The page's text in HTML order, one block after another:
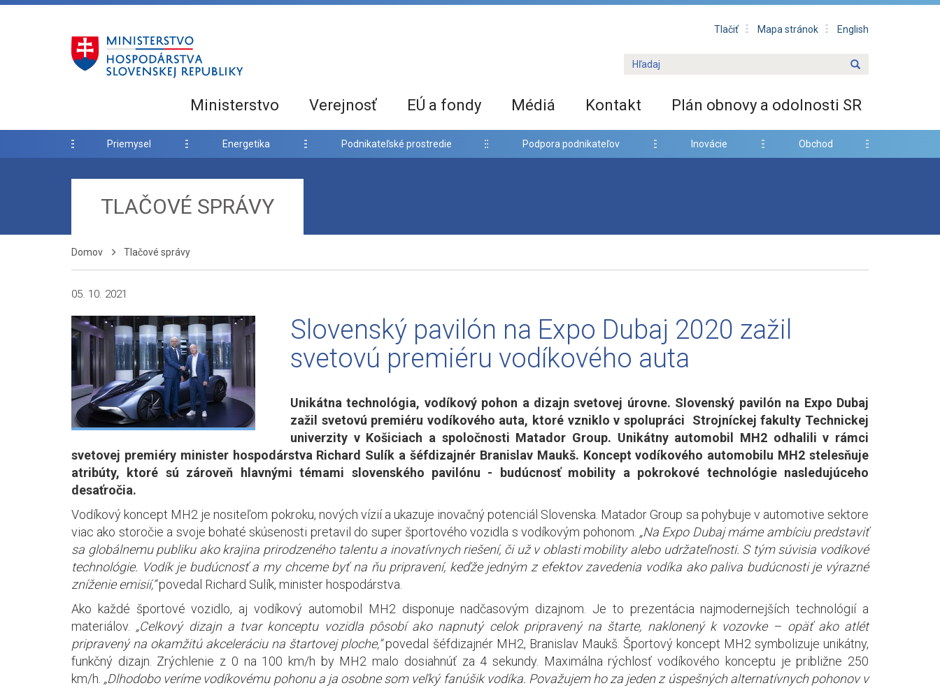
Tlačiť Mapa stránok English
Ministerstvo Verejnosť EÚ a fondy Médiá Kontakt Plán obnovy a odolnosti SR
Priemysel Energetika Podnikateľské prostredie Podpora podnikateľov Inovácie Obchod
TLAČOVÉ SPRÁVY
Domov Tlačové správy
05. 10. 2021
Slovenský pavilón na Expo Dubaj 2020 zažil
svetovú premiéru vodíkového auta
Unikátna technológia, vodíkový pohon a dizajn svetovej úrovne. Slovenský pavilón na Expo Dubaj
zažil svetovú premiéru vodíkového auta, ktoré vzniklo v spolupráci Strojníckej fakulty Technickej
univerzity v Košiciach a spoločnosti Matador Group. Unikátny automobil MH2 odhalili v rámci
svetovej premiéry minister hospodárstva Richard Sulík a šéfdizajnér Branislav Maukš. Koncept vodíkového automobilu MH2 stelesňuje
atribúty, ktoré sú zároveň hlavnými témami slovenského pavilónu - budúcnosť mobility a pokrokové technológie nasledujúceho
desaťročia.
Vodíkový koncept MH2 je nositeľom pokroku, nových vízií a ukazuje inovačný potenciál Slovenska. Matador Group sa pohybuje v automotive sektore
viac ako storočie a svoje bohaté skúsenosti pretavil do super športového vozidla s vodíkovým pohonom. „Na Expo Dubaj máme ambíciu predstaviť
sa globálnemu publiku ako krajina prirodzeného talentu a inovatívnych riešení, či už v oblasti mobility alebo udržateľnosti. S tým súvisia vodíkové
technológie. Vodík je budúcnosť a my chceme byť na ňu pripravení, keďže jedným z efektov zavedenia vodíka ako paliva budúcnosti je výrazné
zníženie emisií,”povedal Richard Sulík, minister hospodárstva.
Ako každé športové vozidlo, aj vodíkový automobil MH2 disponuje nadčasovým dizajnom. Je to prezentácia najmodernejších technológií a
materiálov. „Celkový dizajn a tvar konceptu vozidla pôsobí ako napnutý celok pripravený na štarte, naklonený k vozovke – opäť ako atlét
pripravený na okamžitú akceleráciu na štartovej ploche,“povedal šéfdizajnér MH2, Branislav Maukš. Športový koncept MH2 symbolizuje unikátny,
funkčný dizajn. Zrýchlenie z 0 na 100 km/h by MH2 malo dosiahnúť za 4 sekundy. Maximálna rýchlosť vodíkového konceptu je približne 250
km/h. „Dlhodobo veríme vodíkovému pohonu a ja osobne som veľký fanúšik vodíka. Považujem ho za jeden z úspešných alternatívnych pohonov v